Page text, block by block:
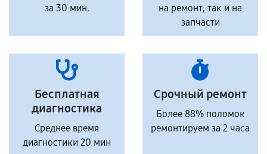
за 30 мин.
на ремонт, так и на
запчасти
Бесплатная
диагностика
Среднее время
диагностики 20 мин
Срочный ремонт
Более 88% поломок
ремонтируем за 2 часа